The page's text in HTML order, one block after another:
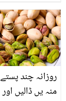
کے بعد کیا
سچا واقعہ
روزانہ چند
منہ یں ڈالیں